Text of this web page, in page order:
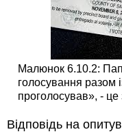
Малюнок 6.10.2:
голосування разом
проголосував», -
Відповідь на